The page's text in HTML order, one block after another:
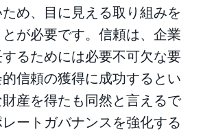
め、目に見える取り組みを
が必要です。信頼は、企業
るためには必要不可欠な要
信頼の獲得に成功するとい
産を得たも同然と言えるで
ートガバナンスを強化する